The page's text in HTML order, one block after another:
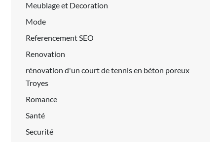
Meublage et Decoration
Mode
Referencement SEO
Renovation
rénovation d'un court de tennis en béton poreux
Troyes
Romance
Santé
Securité